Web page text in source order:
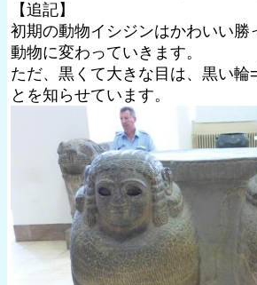
【追記】
初期の動物イシジンはかわいい勝
動物に変わっていきます。
ただ、黒くて大きな目は、黒い輪
とを知らせています。